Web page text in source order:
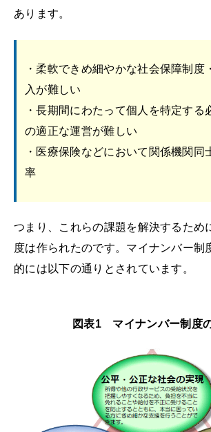
あります。
・柔軟できめ細やかな社会保障制度
入が難しい
・長期間にわたって個人を特定する
の適正な運営が難しい
・医療保険などにおいて関係機関同
率
つまり、これらの課題を解決するため
度は作られたのです。マイナンバー制
的には以下の通りとされています。
図表1 マイナンバー制度